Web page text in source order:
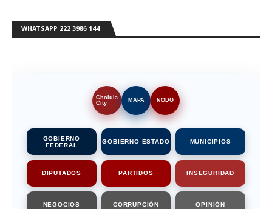
WHATSAPP 222 3986 144
Cholula
City
MAPA NODO
GOBIERNO
FEDERAL
GOBIERNO ESTADO MUNICIPIOS
DIPUTADOS PARTIDOS INSEGURIDAD
NEGOCIOS CORRUPCIÓN OPINIÓN